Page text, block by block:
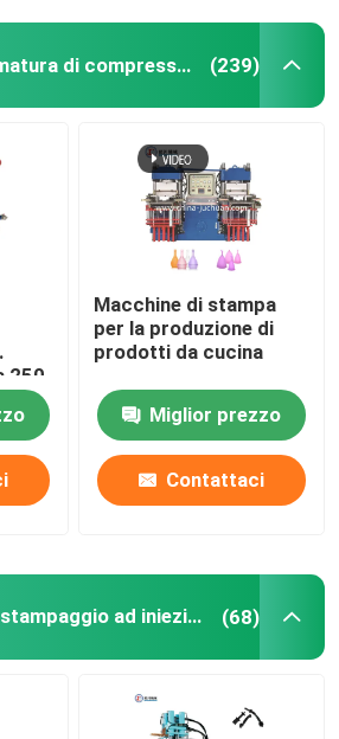
Macchina di formatura di compressione di vuoto (239)
250
di
Macchine di stampa
per la produzione di
prodotti da cucina
Miglior prezzo
Contattaci
Macchina per lo stampaggio ad iniezione di gomma (68)